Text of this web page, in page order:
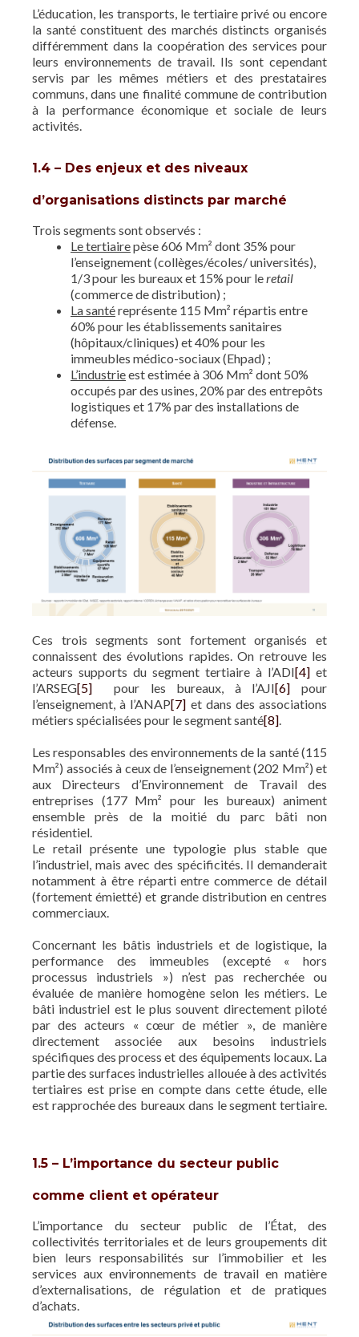
L’éducation, les transports, le tertiaire privé ou encore
la santé constituent des marchés distincts organisés
différemment dans la coopération des services pour
leurs environnements de travail. Ils sont cependant
servis par les mêmes métiers et des prestataires
communs, dans une finalité commune de contribution
à la performance économique et sociale de leurs
activités.
1.4 – Des enjeux et des niveaux
d’organisations distincts par marché
Trois segments sont observés :
Le tertiairepèse 606 Mm² dont 35% pour
l’enseignement (collèges/écoles/ universités),
1/3 pour les bureaux et 15% pour leretail
(commerce de distribution) ;
La santéreprésente 115 Mm² répartis entre
60% pour les établissements sanitaires
(hôpitaux/cliniques) et 40% pour les
immeubles médico-sociaux (Ehpad) ;
L’industrieest estimée à 306 Mm² dont 50%
occupés par des usines, 20% par des entrepôts
logistiques et 17% par des installations de
défense.
Ces trois segments sont fortement organisés et
connaissent des évolutions rapides. On retrouve les
acteurs supports du segment tertiaire à l’ADI[4] et
l’ARSEG[5] pour les bureaux, à l’AJI[6] pour
l’enseignement, à l’ANAP[7] et dans des associations
métiers spécialisées pour le segment santé[8].
Les responsables des environnements de la santé (115
Mm²) associés à ceux de l’enseignement (202 Mm²) et
aux Directeurs d’Environnement de Travail des
entreprises (177 Mm² pour les bureaux) animent
ensemble près de la moitié du parc bâti non
résidentiel.
Le retail présente une typologie plus stable que
l’industriel, mais avec des spécificités. Il demanderait
notamment à être réparti entre commerce de détail
(fortement émietté) et grande distribution en centres
commerciaux.
Concernant les bâtis industriels et de logistique, la
performance des immeubles (excepté « hors
processus industriels ») n’est pas recherchée ou
évaluée de manière homogène selon les métiers. Le
bâti industriel est le plus souvent directement piloté
par des acteurs « cœur de métier », de manière
directement associée aux besoins industriels
spécifiques des process et des équipements locaux. La
partie des surfaces industrielles allouée à des activités
tertiaires est prise en compte dans cette étude, elle
est rapprochée des bureaux dans le segment tertiaire.
1.5 – L’importance du secteur public
comme client et opérateur
L’importance du secteur public de l’État, des
collectivités territoriales et de leurs groupements dit
bien leurs responsabilités sur l’immobilier et les
services aux environnements de travail en matière
d’externalisations, de régulation et de pratiques
d’achats.